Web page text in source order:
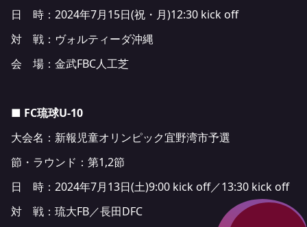
日 時：2024年7月15日(祝・月)12:30 kick off
対 戦：ヴォルティーダ沖縄
会 場：金武FBC人工芝
■ FC琉球U-10
大会名：新報児童オリンピック宜野湾市予選
節・ラウンド：第1,2節
日 時：2024年7月13日(土)9:00 kick off／13:30 kick off
対 戦：琉大FB／長田DFC